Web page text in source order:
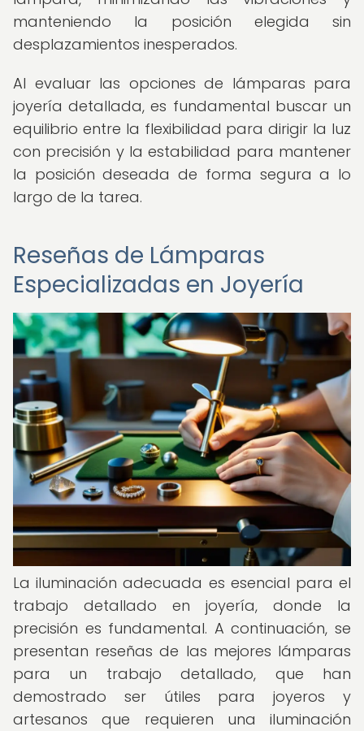
manteniendo la posición elegida sin
desplazamientos inesperados.
Al evaluar las opciones de lámparas para
joyería detallada, es fundamental buscar un
equilibrio entre la flexibilidad para dirigir la luz
con precisión y la estabilidad para mantener
la posición deseada de forma segura a lo
largo de la tarea.
Reseñas de Lámparas
Especializadas en Joyería
La iluminación adecuada es esencial para el
trabajo detallado en joyería, donde la
precisión es fundamental. A continuación, se
presentan reseñas de las mejores lámparas
para un trabajo detallado, que han
demostrado ser útiles para joyeros y
artesanos que requieren una iluminación